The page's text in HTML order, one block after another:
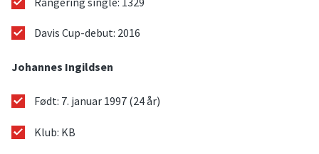
Davis Cup-debut: 2016
Johannes Ingildsen
Født: 7. januar 1997 (24 år)
Klub: KB